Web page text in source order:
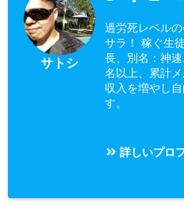
サトシ
過労死レベル
サラ！ 稼ぐ生
長、別名：神
名以上、累計
収入を増やし
す。
詳しいプロ